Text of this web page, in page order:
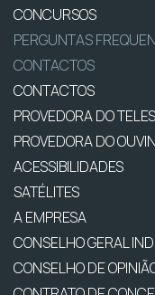
CONCURSOS
PERGUNTAS
CONTACTOS
CONTACTOS
PROVEDORA DO
PROVEDORA DO
ACESSIBILIDADES
SATÉLITES
A EMPRESA
CONSELHO GERAL
CONSELHO DE